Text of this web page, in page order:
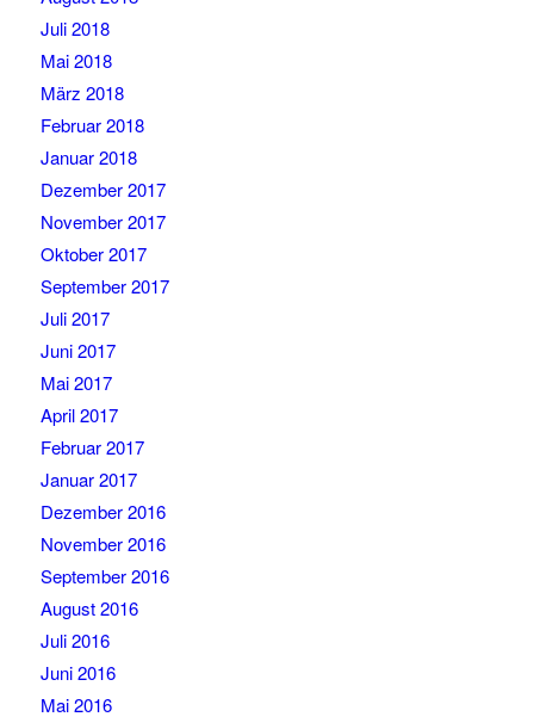
Juli 2018
Mai 2018
März 2018
Februar 2018
Januar 2018
Dezember 2017
November 2017
Oktober 2017
September 2017
Juli 2017
Juni 2017
Mai 2017
April 2017
Februar 2017
Januar 2017
Dezember 2016
November 2016
September 2016
August 2016
Juli 2016
Juni 2016
Mai 2016